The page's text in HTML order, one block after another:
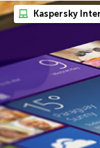
Kaspersky